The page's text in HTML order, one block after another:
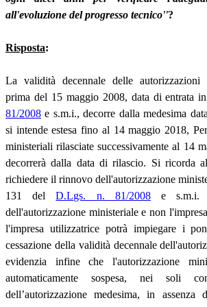
all'evoluzione del progresso tecnico''?
Risposta:
La validità decennale delle autorizzazioni
prima del 15 maggio 2008, data di entrata
81/2008 e s.m.i., decorre dalla medesima
si intende estesa fino al 14 maggio 2018,
ministeriali rilasciate successivamente al 14
decorrerà dalla data di rilascio. Si ricorda
richiedere il rinnovo dell'autorizzazione
131 delD.Lgs. n. 81/2008e s.m.i.
dell'autorizzazione ministeriale e non
l'impresa utilizzatrice potrà impiegare i
cessazione della validità decennale
evidenzia infine che l'autorizzazione
automaticamente sospesa, nei soli
dell’autorizzazione medesima, in assenza